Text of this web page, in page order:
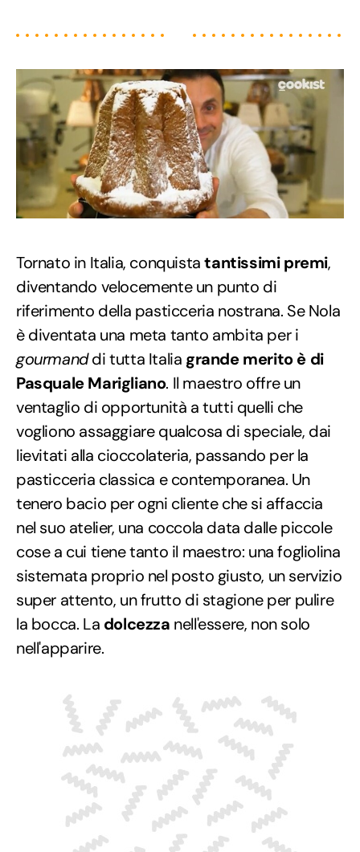
Tornato in Italia, conquistatantissimi premi,
diventando velocemente un punto di
riferimento della pasticceria nostrana. Se Nola
è diventata una meta tanto ambita per i
gourmanddi tutta Italia grande merito è di
Pasquale Marigliano. Il maestro offre un
ventaglio di opportunità a tutti quelli che
vogliono assaggiare qualcosa di speciale, dai
lievitati alla cioccolateria, passando per la
pasticceria classica e contemporanea. Un
tenero bacio per ogni cliente che si affaccia
nel suo atelier, una coccola data dalle piccole
cose a cui tiene tanto il maestro: una fogliolina
sistemata proprio nel posto giusto, un servizio
super attento, un frutto di stagione per pulire
la bocca. La dolcezza nell'essere, non solo
nell'apparire.